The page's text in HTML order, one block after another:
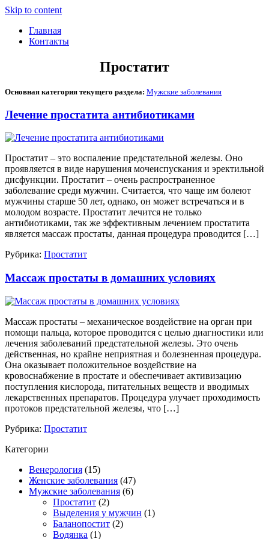
Skip to content
Главная
Контакты
Простатит
Основная категория текущего раздела: Мужские заболевания
Лечение простатита антибиотиками
Простатит – это воспаление предстательной железы. Оно
проявляется в виде нарушения мочеиспускания и эректильной
дисфункции. Простатит – очень распространенное
заболевание среди мужчин. Считается, что чаще им болеют
мужчины старше 50 лет, однако, он может встречаться и в
молодом возрасте. Простатит лечится не только
антибиотиками, так же эффективным лечением простатита
является массаж простаты, данная процедура проводится […]
Рубрика: Простатит
Массаж простаты в домашних условиях
Массаж простаты – механическое воздействие на орган при
помощи пальца, которое проводится с целью диагностики или
лечения заболеваний предстательной железы. Это очень
действенная, но крайне неприятная и болезненная процедура.
Она оказывает положительное воздействие на
кровоснабжение в простате и обеспечивает активизацию
поступления кислорода, питательных веществ и вводимых
лекарственных препаратов. Процедура улучает проходимость
протоков предстательной железы, что […]
Рубрика: Простатит
Категории
Венерология (15)
Женские заболевания (47)
Мужские заболевания (6)
Простатит (2)
Выделения у мужчин (1)
Баланопостит (2)
Водянка (1)